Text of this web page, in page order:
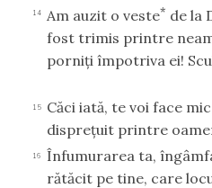
14 Am auzit o veste* de la
fost trimis printre
porniţi împotriva ei!
15
Căci iată, te voi face
dispreţuit printre
16
Înfumurarea ta,
rătăcit pe tine, care